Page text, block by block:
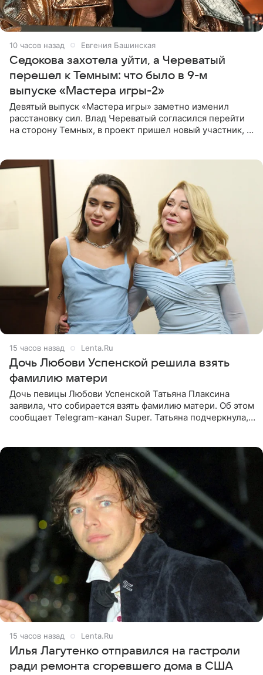
10 часов назад Евгения Башинская
Седокова захотела уйти, а Череватый
перешел к Темным: что было в 9-м
выпуске «Мастера игры-2»
Девятый выпуск «Мастера игры» заметно изменил
расстановку сил. Влад Череватый согласился перейти
на сторону Темных, в проект пришел новый участник, а
15 часов назад Lenta.Ru
Дочь Любови Успенской решила взять
фамилию матери
Дочь певицы Любови Успенской Татьяна Плаксина
заявила, что собирается взять фамилию матери. Об этом
сообщает Telegram-канал Super. Татьяна подчеркнула,
15 часов назад Lenta.Ru
Илья Лагутенко отправился на гастроли
ради ремонта сгоревшего дома в США